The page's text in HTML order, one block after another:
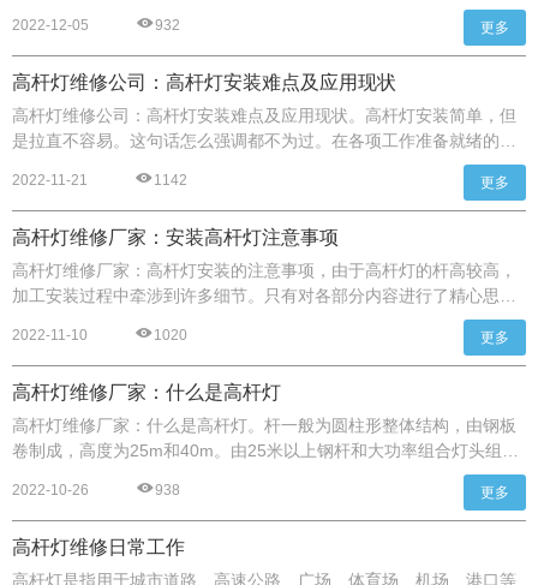
杆，在路灯头出问题的情况下，修理下去非常不便，只能找机械设备
升降车，领人提上去，将破损的道路路灯拆下来后，清查维修后然后
通过升降车把施工队伍带上去再次装上，全过程耗时费力，而且非常
不安全的。
2022-12-05 932 更多
高杆灯维修公司：高杆灯安装难点及应用现状
高杆灯维修公司：高杆灯安装难点及应用现状。高杆灯安装简单，但
是拉直不容易。这句话怎么强调都不为过。在各项工作准备就绪的前
提下，从组装到吊装只需要4个小时左右。但是，如果高杆灯没有挂起
来竖起来，即使完成了，我们还是要把它拉直。
2022-11-21 1142 更多
高杆灯维修厂家：安装高杆灯注意事项
高杆灯维修厂家：高杆灯安装的注意事项，由于高杆灯的杆高较高，
加工安装过程中牵涉到许多细节。只有对各部分内容进行了精心思
2022-11-10 1020 更多
高杆灯维修厂家：什么是高杆灯
高杆灯维修厂家：什么是高杆灯。杆一般为圆柱形整体结构，由钢板
卷制成，高度为25m和40m。由25米以上钢杆和大功率组合灯头组成
2022-10-26 938 更多
高杆灯维修日常工作
高杆灯是指用于城市道路、高速公路、广场、体育场、机场、港口等